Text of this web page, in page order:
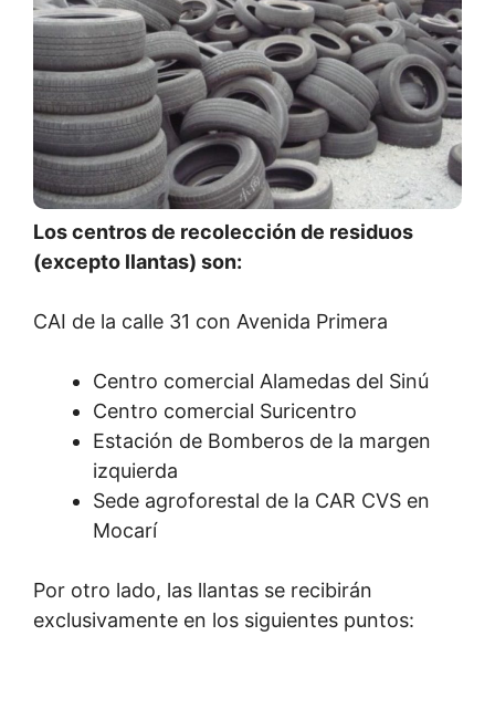
Los centros de recolección de residuos
(excepto llantas) son:
CAI de la calle 31 con Avenida Primera
Centro comercial Alamedas del Sinú
Centro comercial Suricentro
Estación de Bomberos de la margen
izquierda
Sede agroforestal de la CAR CVS en
Mocarí
Por otro lado, las llantas se recibirán
exclusivamente en los siguientes puntos: